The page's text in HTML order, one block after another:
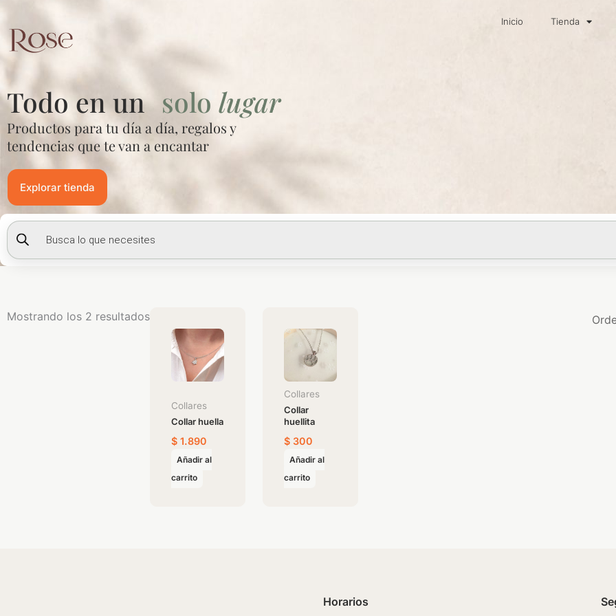
contenido
Inicio Tienda
Todo en un sololugar
Productos para tu día a día, regalos y
tendencias que te van a encantar
Explorar tienda
Búsqueda
de
productos
Mostrando los 2 resultados
Collares
Collar huella
$ 1.890
Añadir al
carrito
Collares
Collar
huellita
$300
Añadir al
carrito
Horarios